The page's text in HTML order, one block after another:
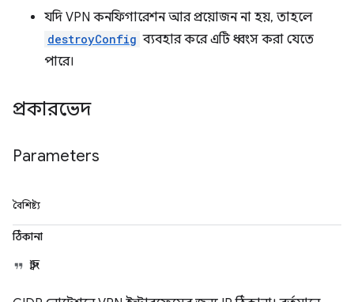
যদি VPN কনফিগারেশন আর প্রয়োজন না হয়, তাহলে
destroyConfig ব্যবহার করে এটি ধ্বংস করা যেতে
পারে।
প্রকারভেদ
Parameters
বৈশিষ্ট্য
ঠিকানা
স্ট্রিং